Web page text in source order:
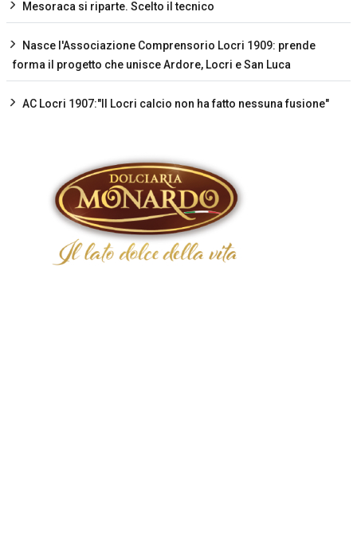
Mesoraca si riparte. Scelto il tecnico
Nasce l'Associazione Comprensorio Locri 1909: prende
forma il progetto che unisce Ardore, Locri e San Luca
AC Locri 1907:"Il Locri calcio non ha fatto nessuna fusione"